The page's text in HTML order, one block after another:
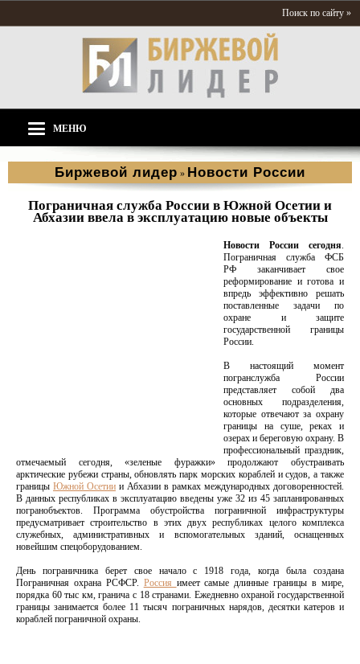
Поиск по сайту »
МЕНЮ
Биржевой лидер » Новости России
Пограничная служба России в Южной Осетии и
Абхазии ввела в эксплуатацию новые объекты
Новости России сегодня.
Пограничная служба ФСБ
РФ заканчивает свое
реформирование и готова и
впредь эффективно решать
поставленные задачи по
охране и защите
государственной границы
России.
В настоящий момент
погранслужба России
представляет собой два
основных подразделения,
которые отвечают за охрану
границы на суше, реках и
озерах и береговую охрану. В
профессиональный праздник,
отмечаемый сегодня, «зеленые фуражки» продолжают обустраивать
арктические рубежи страны, обновлять парк морских кораблей и судов, а также
границы Южной Осетии и Абхазии в рамках международных договоренностей.
В данных республиках в эксплуатацию введены уже 32 из 45 запланированных
погранобъектов. Программа обустройства пограничной инфраструктуры
предусматривает строительство в этих двух республиках целого комплекса
служебных, административных и вспомогательных зданий, оснащенных
новейшим спецоборудованием.
День пограничника берет свое начало с 1918 года, когда была создана
Пограничная охрана РСФСР. Россия имеет самые длинные границы в мире,
порядка 60 тыс км, гранича с 18 странами. Ежедневно охраной государственной
границы занимается более 11 тысяч пограничных нарядов, десятки катеров и
кораблей пограничной охраны.